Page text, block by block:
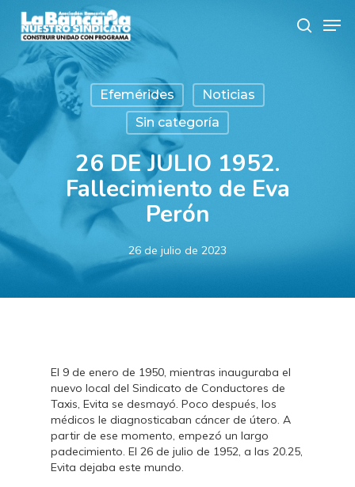
main
content
search
Efemérides
Noticias
Sin categoría
26 DE JULIO 1952.
Fallecimiento de Eva
Perón
26 de julio de 2023
El 9 de enero de 1950, mientras inauguraba el
nuevo local del Sindicato de Conductores de
Taxis, Evita se desmayó. Poco después, los
médicos le diagnosticaban cáncer de útero. A
partir de ese momento, empezó un largo
padecimiento. El 26 de julio de 1952, a las 20.25,
Evita dejaba este mundo.